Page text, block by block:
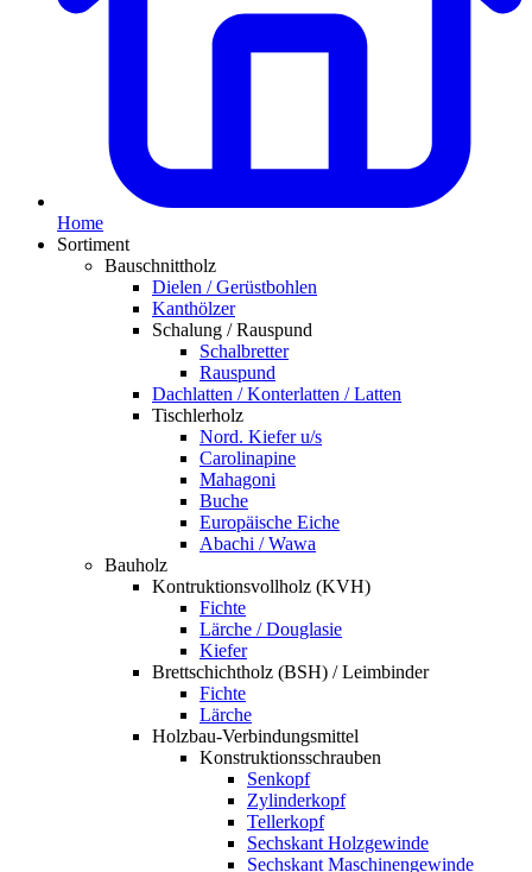
Home
Sortiment
Bauschnittholz
Dielen / Gerüstbohlen
Kanthölzer
Schalung / Rauspund
Schalbretter
Rauspund
Dachlatten / Konterlatten / Latten
Tischlerholz
Nord. Kiefer u/s
Carolinapine
Mahagoni
Buche
Europäische Eiche
Abachi / Wawa
Bauholz
Kontruktionsvollholz (KVH)
Fichte
Lärche / Douglasie
Kiefer
Brettschichtholz (BSH) / Leimbinder
Fichte
Lärche
Holzbau-Verbindungsmittel
Konstruktionsschrauben
Senkopf
Zylinderkopf
Tellerkopf
Sechskant Holzgewinde
Sechskant Maschinengewinde